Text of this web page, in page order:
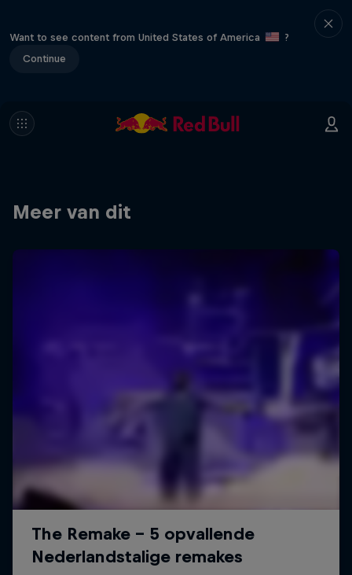
Want to see content from United States of America
?
Continue
Meer van dit